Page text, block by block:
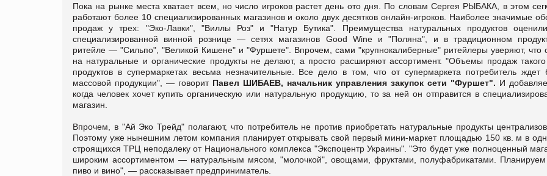
Пока на рынке места хватает всем, но число игроков растет день ото дня. По словам Сергея РЫБАКА, в этом
работают более 10 специализированных магазинов и около двух десятков онлайн-игроков. Наиболее значимые
продаж у трех: "Эко-Лавки", "Виллы Роз" и "Натур Бутика". Преимущества натуральных продуктов
специализированной винной рознице — сетях магазинов Good Wine и "Поляна", и в традиционном
ритейле — "Сильпо", "Великой Кишене" и "Фуршете". Впрочем, сами "крупнокалиберные" ритейлеры уверяют, что
на натуральные и органические продукты не делают, а просто расширяют ассортимент. "Объемы продаж
продуктов в супермаркетах весьма незначительные. Все дело в том, что от супермаркета потребитель ждет
массовой продукции", — говорит Павел ШИБАЕВ, начальник управления закупок сети "Фуршет". И
когда человек хочет купить органическую или натуральную продукцию, то за ней он отправится в
магазин.
Впрочем, в "Ай Эко Трейд" полагают, что потребитель не против приобретать натуральные продукты
Поэтому уже нынешним летом компания планирует открывать свой первый мини-маркет площадью 150 кв. м в
строящихся ТРЦ неподалеку от Национального комплекса "Экспоцентр Украины". "Это будет уже полноценный
широким ассортиментом — натуральным мясом, "молочкой", овощами, фруктами, полуфабрикатами.
пиво и вино", — рассказывает предприниматель.